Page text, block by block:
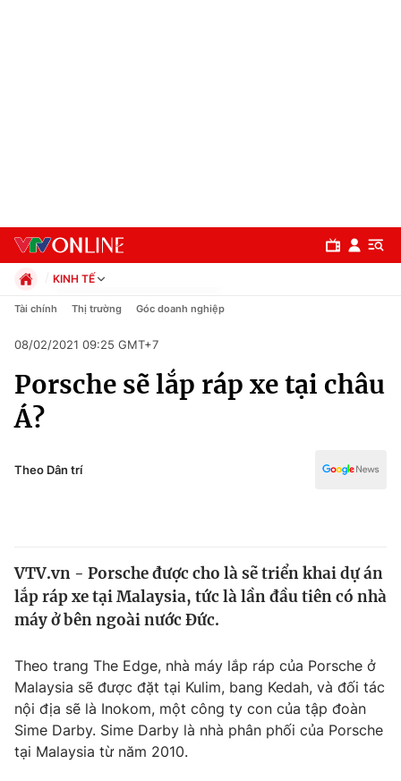
Chuyên mục
Chính trị
Thế giới
Thế giới đó đây
Câu chuyện quốc tế
Kinh tế
Tài chính
Thị trường
Dữ liệu và đời sống
KINH TẾ
Chính trị
Pháp luật
Kinh tế
Thể thao
Y tế
Tài chính Thị trường Góc doanh nghiệp
08/02/2021 09:25 GMT+7
Porsche sẽ lắp ráp xe tại châu
Á?
Theo Dân trí
VTV.vn - Porsche được cho là sẽ triển khai dự án
lắp ráp xe tại Malaysia, tức là lần đầu tiên có nhà
máy ở bên ngoài nước Đức.
Theo trang The Edge, nhà máy lắp ráp của Porsche ở
Malaysia sẽ được đặt tại Kulim, bang Kedah, và đối tác
nội địa sẽ là Inokom, một công ty con của tập đoàn
Sime Darby. Sime Darby là nhà phân phối của Porsche
tại Malaysia từ năm 2010.